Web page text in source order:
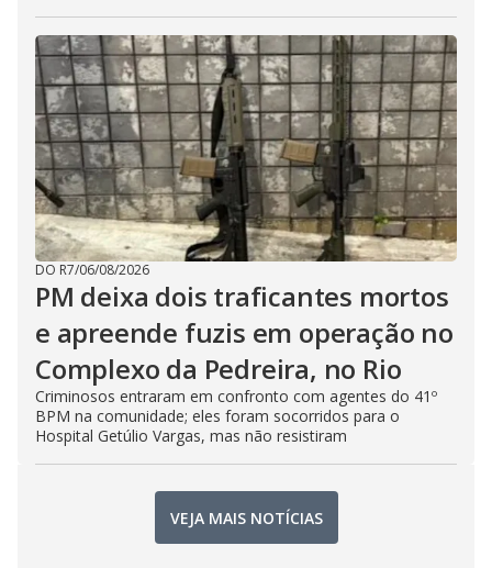
DO R7/06/08/2026
PM deixa dois traficantes mortos
e apreende fuzis em operação no
Complexo da Pedreira, no Rio
Criminosos entraram em confronto com agentes do 41º
BPM na comunidade; eles foram socorridos para o
Hospital Getúlio Vargas, mas não resistiram
VEJA MAIS NOTÍCIAS